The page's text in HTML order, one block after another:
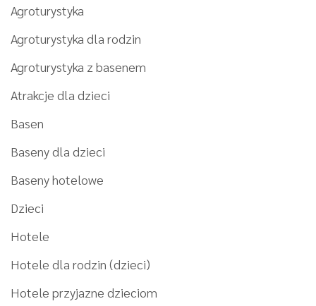
Agroturystyka
Agroturystyka dla rodzin
Agroturystyka z basenem
Atrakcje dla dzieci
Basen
Baseny dla dzieci
Baseny hotelowe
Dzieci
Hotele
Hotele dla rodzin (dzieci)
Hotele przyjazne dzieciom